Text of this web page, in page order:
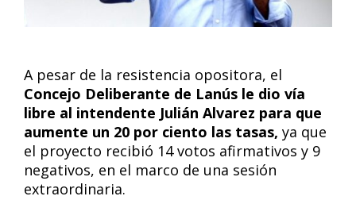
A pesar de la resistencia opositora, el
Concejo Deliberante de Lanús le dio vía
libre al intendente Julián Alvarez para que
aumente un 20 por ciento las tasas, ya que
el proyecto recibió 14 votos afirmativos y 9
negativos, en el marco de una sesión
extraordinaria.